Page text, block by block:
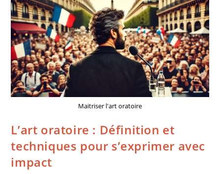
Maitriser l'art oratoire
L’art oratoire : Définition et
techniques pour s’exprimer avec
impact